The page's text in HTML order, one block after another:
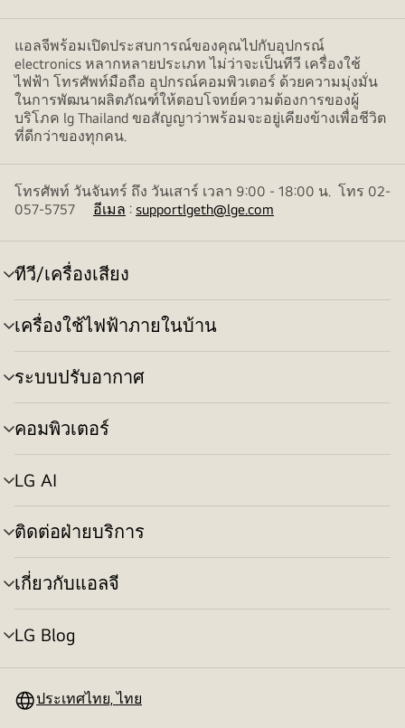
แอลจีพร้อมเปิดประสบการณ์ของคุณไปกับอุปกรณ์
electronics หลากหลายประเภท ไม่ว่าจะเป็นทีวี เครื่องใช้
ไฟฟ้า โทรศัพท์มือถือ อุปกรณ์คอมพิวเตอร์ ด้วยความมุ่งมั่น
ในการพัฒนาผลิตภัณฑ์ให้ตอบโจทย์ความต้องการของผู้
บริโภค lg Thailand ขอสัญญาว่าพร้อมจะอยู่เคียงข้างเพื่อชีวิต
ที่ดีกว่าของทุกคน.
โทรศัพท์ วันจันทร์ ถึง วันเสาร์ เวลา 9:00 - 18:00 น. โทร 02-
057-5757 อีเมล : supportlgeth@lge.com
ทีวี/เครื่องเสียง
สลับ
เมนู
เครื่องใช้ไฟฟ้าภายในบ้าน
สลับ
เมนู
ระบบปรับอากาศ
สลับ
เมนู
คอมพิวเตอร์
สลับ
เมนู
LG AI
สลับ
เมนู
ติดต่อฝ่ายบริการ
สลับ
เมนู
เกี่ยวกับแอลจี
สลับ
เมนู
LG Blog
สลับ
ประเทศไทย, ไทย